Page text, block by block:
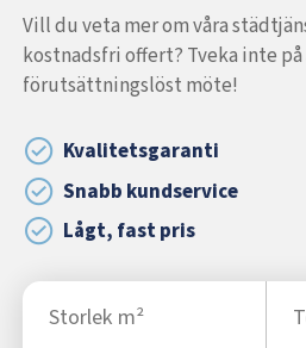
Vill du veta mer om våra
kostnadsfri offert? Tveka inte
förutsättningslöst möte!
Kvalitetsgaranti
Snabb kundservice
Lågt, fast pris